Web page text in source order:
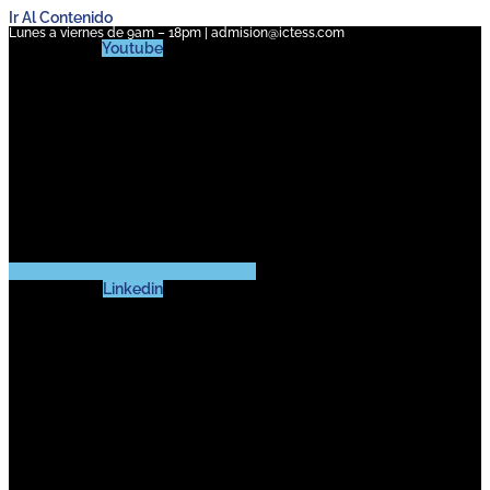
Ir Al Contenido
Lunes a viernes de 9am – 18pm | admision@ictess.com
Youtube
Linkedin